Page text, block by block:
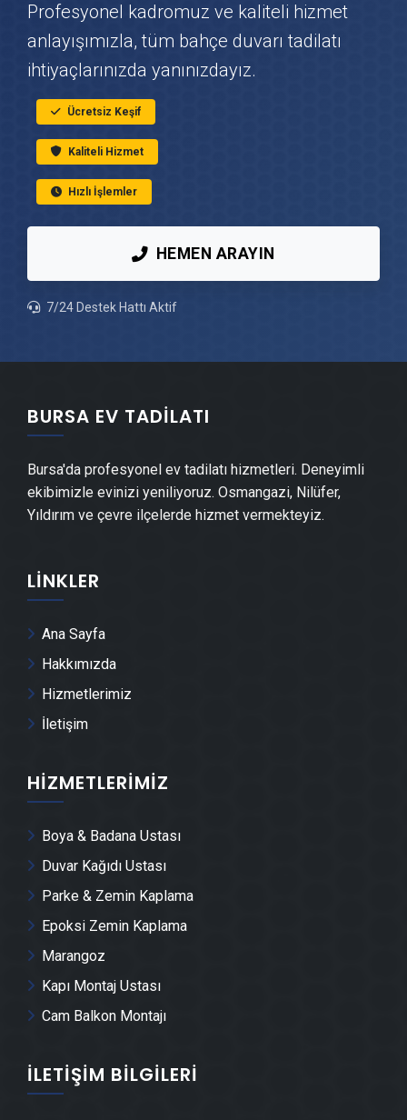
Keles Çatı Ustası
Keles Fayans & Seramik Ustası
Keles Prefabrik Ev Yapımı
Keles Ahşap Ev Yapımı
Keles Peyzaj Hizmetleri
Keles Mantolama Ustası
Keles Alçıpan Ustası
Keles Şap Ustası
Keles Kepenk & Panjur Montajı
Keles Dolap & Mobilya İmalatı
Keles Dış Cephe Kaplama Ustası
Keles Duvar Çıtası Ustası
Keles Havuz Yapımı
Keles Cam Montajı
Keles Ayna Montajı
Profesyonel kadromuz ve kaliteli hizmet
anlayışımızla, tüm bahçe duvarı tadilatı
ihtiyaçlarınızda yanınızdayız.
Ücretsiz Keşif
Kaliteli Hizmet
Hızlı İşlemler
HEMEN ARAYIN
7/24 Destek Hattı Aktif
BURSA EV TADILATI
Bursa'da profesyonel ev tadilatı hizmetleri. Deneyimli
ekibimizle evinizi yeniliyoruz. Osmangazi, Nilüfer,
Yıldırım ve çevre ilçelerde hizmet vermekteyiz.
LINKLER
Ana Sayfa
Hakkımızda
Hizmetlerimiz
İletişim
HIZMETLERIMIZ
Boya & Badana Ustası
Duvar Kağıdı Ustası
Parke & Zemin Kaplama
Epoksi Zemin Kaplama
Marangoz
Kapı Montaj Ustası
Cam Balkon Montajı
İLETIŞIM BILGILERI